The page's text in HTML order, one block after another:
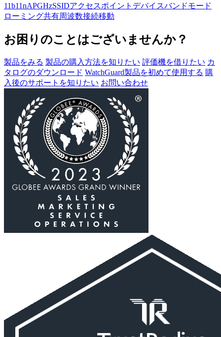
11b11nAPGHzSSIDアクセスポイント デバイスバンドモード
ローミング共有周波数接続移動
お困りのことはございませんか？
製品をみる 製品の購入方法を知りたい 評価機を借りたい カ
タログのダウンロード WatchGuard製品を初めて使用する 購
入後のサポートを知りたい お問い合わせ